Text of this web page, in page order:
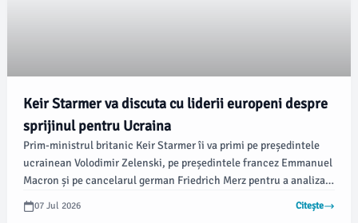
Keir Starmer va discuta cu liderii europeni despre
sprijinul pentru Ucraina
Prim-ministrul britanic Keir Starmer îi va primi pe președintele
ucrainean Volodimir Zelenski, pe președintele francez Emmanuel
Macron și pe cancelarul german Friedrich Merz pentru a analiza
sprijinul continuu acordat Ucrainei. Vizita celor trei lideri în
Regatul Unit este programată pentru duminică, conform unor
07 Jul 2026 Citește